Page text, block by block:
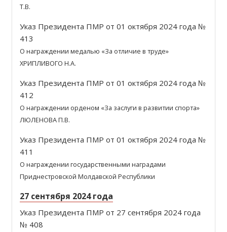
Т.В.
Указ Президента ПМР от 01 октября 2024 года №
413
О награждении медалью «За отличие в труде»
ХРИПЛИВОГО Н.А.
Указ Президента ПМР от 01 октября 2024 года №
412
О награждении орденом «За заслуги в развитии спорта»
ЛЮЛЕНОВА П.В.
Указ Президента ПМР от 01 октября 2024 года №
411
О награждении государственными наградами
Приднестровской Молдавской Республики
27 сентября 2024 года
Указ Президента ПМР от 27 сентября 2024 года
№ 408